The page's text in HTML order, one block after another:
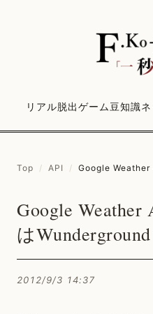
リアル脱出ゲーム豆知識
Top / API / Google Weather APIが
Google
は
2012/9/3 14:37